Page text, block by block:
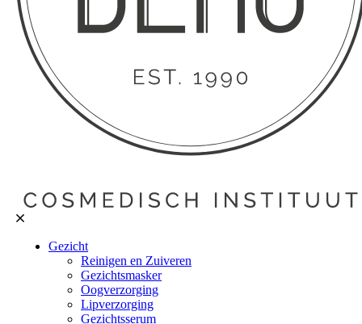
Gezicht
Reinigen en Zuiveren
Gezichtsmasker
Oogverzorging
Lipverzorging
Gezichtsserum